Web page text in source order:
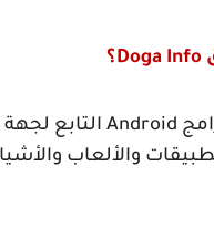
Doga Info؟
Android التابع
والألعاب